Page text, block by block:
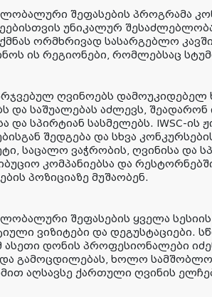
შეფასების პროგრამა
უნიკალურ
ორმხრივად სასარგებლო
ის რეგიონები, რომლებსაც
ღვინოებს დამოუკიდებელ
და საშუალებას აძლევს,
და სპირტიან სასმელებს. IWSC-ის
შედგება და სხვა
საცალო ვაჭრობის, ღვინისა და
კომპანიებსა და
პოზიციაზე მუშაობენ.
შეფასების ყველა
ვიზიტები და დეგუსტაციები.
ასეთი დონის პროფესიონალები
გამოცდილებას, ხოლო
აღსავსე ქართული ღვინის